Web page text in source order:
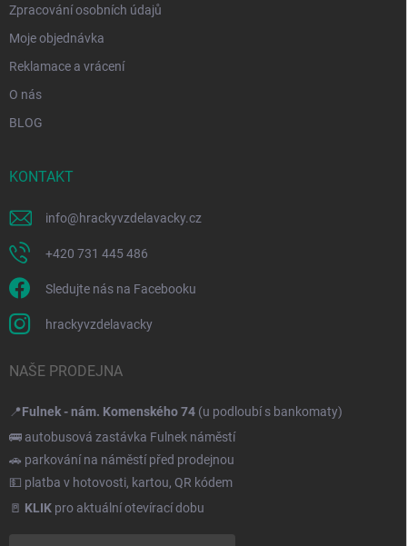
Zpracování osobních údajů
Moje objednávka
Reklamace a vrácení
O nás
BLOG
KONTAKT
info@hrackyvzdelavacky.cz
+420 731 445 486
Sledujte nás na Facebooku
hrackyvzdelavacky
NAŠE PRODEJNA
📍Fulnek - nám. Komenského 74 (u podloubí s bankomaty)
🚌 autobusová zastávka Fulnek náměstí
🚗 parkování na náměstí před prodejnou
💵 platba v hotovosti, kartou, QR kódem
🚪 KLIK pro aktuální otevírací dobu